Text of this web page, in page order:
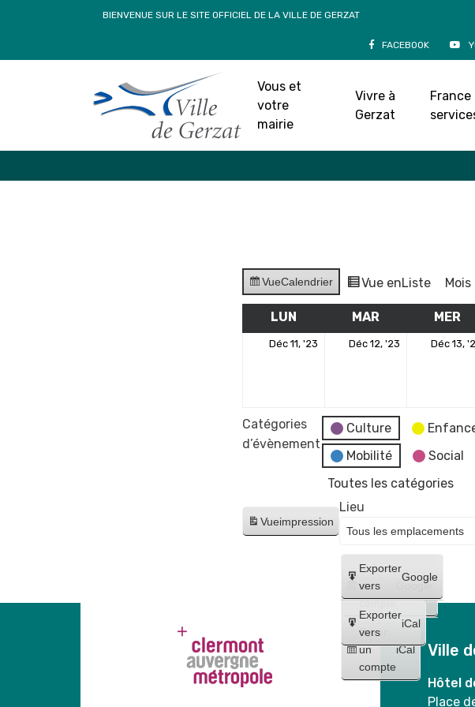
BIENVENUE SUR LE SITE OFFICIEL DE LA VILLE DE GERZAT
FACEBOOK
Vous et
votre
mairie
Vivre à
Gerzat
France
VueCalendrier Vue enListe Mois
LUN MARMARDI MER
Déc 11, '23 Déc 12, '23 Déc 13,
Catégories
d’évènement
Culture
Mobilité
Social
Toutes les catégories
Vueimpression
Créer
un
compte
Google
Créer
un
compte
iCal
Exporter
vers
Google
Exporter
vers
iCal
Lieu
Ville
Hôtel
Place